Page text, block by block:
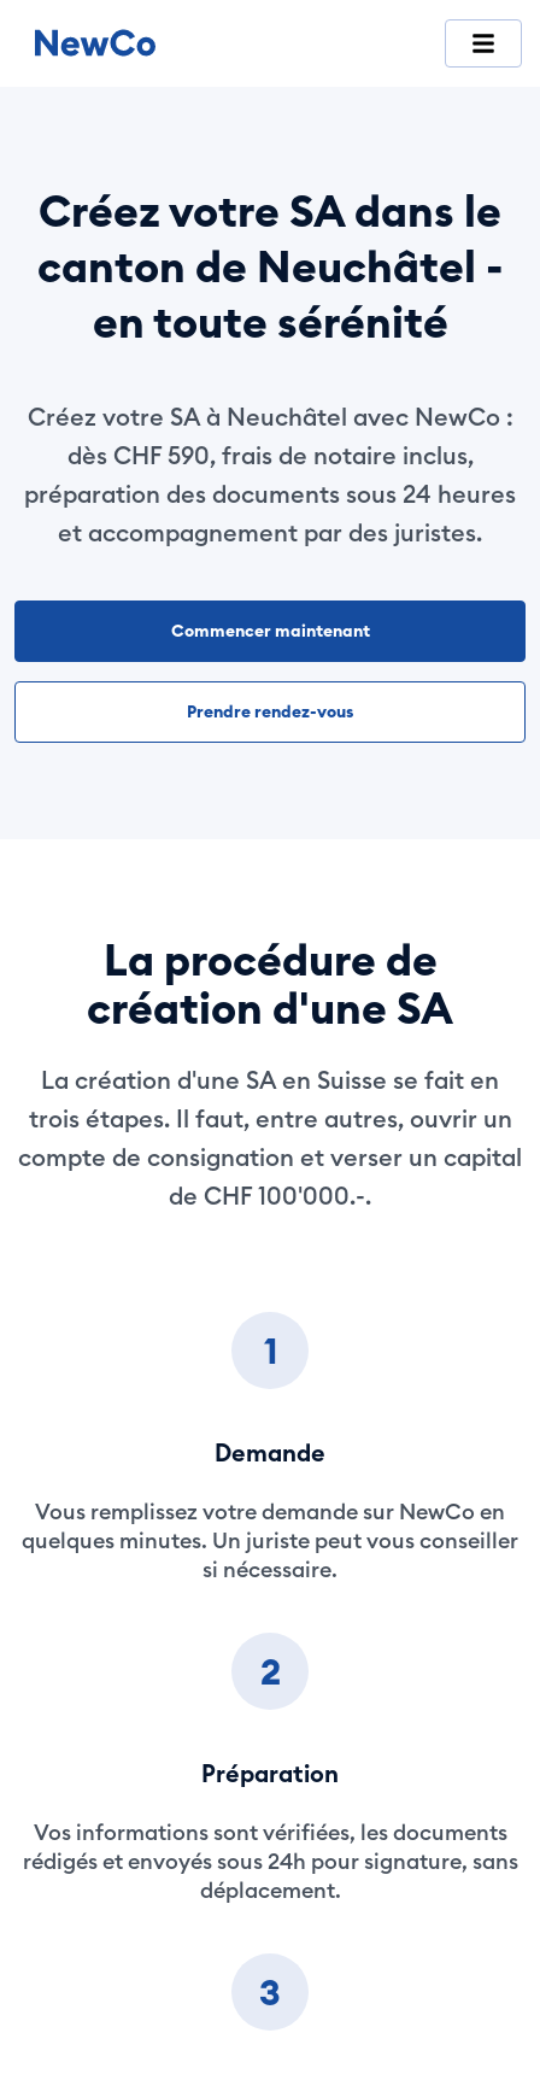
Créez votre SA dans le
canton de Neuchâtel -
en toute sérénité
Créez votre SA à Neuchâtel avec NewCo :
dès CHF 590, frais de notaire inclus,
préparation des documents sous 24 heures
et accompagnement par des juristes.
Commencer maintenant
Prendre rendez-vous
La procédure de
création d'une SA
La création d'une SA en Suisse se fait en
trois étapes. Il faut, entre autres, ouvrir un
compte de consignation et verser un capital
de CHF 100'000.-.
1
Demande
Vous remplissez votre demande sur NewCo en
quelques minutes. Un juriste peut vous conseiller
si nécessaire.
2
Préparation
Vos informations sont vérifiées, les documents
rédigés et envoyés sous 24h pour signature, sans
déplacement.
3